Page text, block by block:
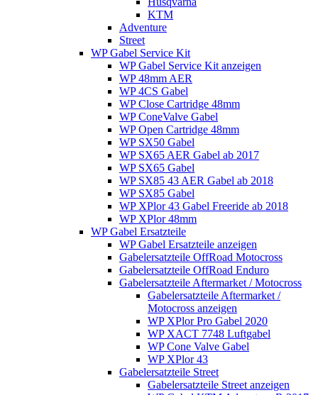
KTM
Adventure
Street
WP Gabel Service Kit
WP Gabel Service Kit anzeigen
WP 48mm AER
WP 4CS Gabel
WP Close Cartridge 48mm
WP ConeValve Gabel
WP Open Cartridge 48mm
WP SX50 Gabel
WP SX65 AER Gabel ab 2017
WP SX65 Gabel
WP SX85 43 AER Gabel ab 2018
WP SX85 Gabel
WP XPlor 43 Gabel Freeride ab 2018
WP XPlor 48mm
WP Gabel Ersatzteile
WP Gabel Ersatzteile anzeigen
Gabelersatzteile OffRoad Motocross
Gabelersatzteile OffRoad Enduro
Gabelersatzteile Aftermarket / Motocross
Gabelersatzteile Aftermarket /
Motocross anzeigen
WP XPlor Pro Gabel 2020
WP XACT 7748 Luftgabel
WP Cone Valve Gabel
WP XPlor 43
Gabelersatzteile Street
Gabelersatzteile Street anzeigen